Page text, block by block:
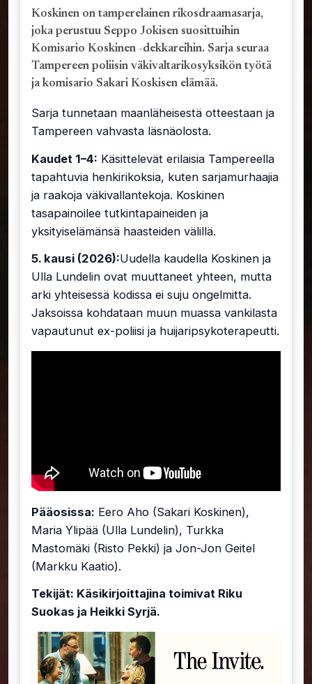
Koskinen on tamperelainen rikosdraamasarja,
joka perustuu Seppo Jokisen suosittuihin
Komisario Koskinen -dekkareihin. Sarja seuraa
Tampereen poliisin väkivaltarikosyksikön työtä
ja komisario Sakari Koskisen elämää.
Sarja tunnetaan maanläheisestä otteestaan ja
Tampereen vahvasta läsnäolosta.
Kaudet 1–4: Käsittelevät erilaisia Tampereella
tapahtuvia henkirikoksia, kuten sarjamurhaajia
ja raakoja väkivallantekoja. Koskinen
tasapainoilee tutkintapaineiden ja
yksityiselämänsä haasteiden välillä.
5. kausi (2026):Uudella kaudella Koskinen ja
Ulla Lundelin ovat muuttaneet yhteen, mutta
arki yhteisessä kodissa ei suju ongelmitta.
Jaksoissa kohdataan muun muassa vankilasta
vapautunut ex-poliisi ja huijaripsykoterapeutti.
Pääosissa: Eero Aho (Sakari Koskinen),
Maria Ylipää (Ulla Lundelin), Turkka
Mastomäki (Risto Pekki) ja Jon-Jon Geitel
(Markku Kaatio).
Tekijät: Käsikirjoittajina toimivat Riku
Suokas ja Heikki Syrjä.